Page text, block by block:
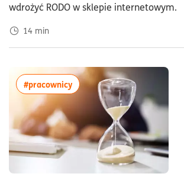
wdrożyć RODO w sklepie internetowym.
14 min
#pracownicywięcej artykułów z